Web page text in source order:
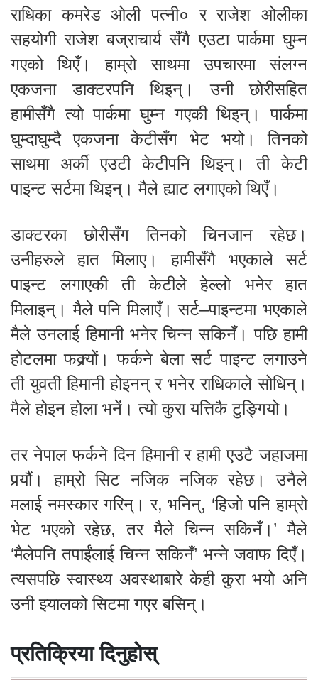
राधिका कमरेड ओली पत्नी० र राजेश ओलीका
सहयोगी राजेश बज्राचार्य सँगै एउटा पार्कमा घुम्न
गएको थिएँ। हाम्रो साथमा उपचारमा संलग्न
एकजना डाक्टरपनि थिइन्। उनी छोरीसहित
हामीसँगै त्यो पार्कमा घुम्न गएकी थिइन्। पार्कमा
घुम्दाघुम्दै एकजना केटीसँग भेट भयो। तिनको
साथमा अर्की एउटी केटीपनि थिइन्। ती केटी
पाइन्ट सर्टमा थिइन्। मैले ह्याट लगाएको थिएँ।
डाक्टरका छोरीसँग तिनको चिनजान रहेछ।
उनीहरुले हात मिलाए। हामीसँगै भएकाले सर्ट
पाइन्ट लगाएकी ती केटीले हेल्लो भनेर हात
मिलाइन्। मैले पनि मिलाएँ। सर्ट–पाइन्टमा भएकाले
मैले उनलाई हिमानी भनेर चिन्न सकिनँ। पछि हामी
होटलमा फक्र्यों। फर्कने बेला सर्ट पाइन्ट लगाउने
ती युवती हिमानी होइनन् र भनेर राधिकाले सोधिन्।
मैले होइन होला भनें। त्यो कुरा यत्तिकै टुङ्गियो।
तर नेपाल फर्कने दिन हिमानी र हामी एउटै जहाजमा
पर्‍यौं। हाम्रो सिट नजिक नजिक रहेछ। उनैले
मलाई नमस्कार गरिन्। र, भनिन्, ‘हिजो पनि हाम्रो
भेट भएको रहेछ, तर मैले चिन्न सकिनँ।’ मैले
‘मैलेपनि तपाईंलाई चिन्न सकिनँ’ भन्ने जवाफ दिएँ।
त्यसपछि स्वास्थ्य अवस्थाबारे केही कुरा भयो अनि
उनी झ्यालको सिटमा गएर बसिन्।
प्रतिक्रिया दिनुहोस्